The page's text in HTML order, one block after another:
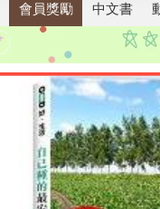
會員獎勵 中文書